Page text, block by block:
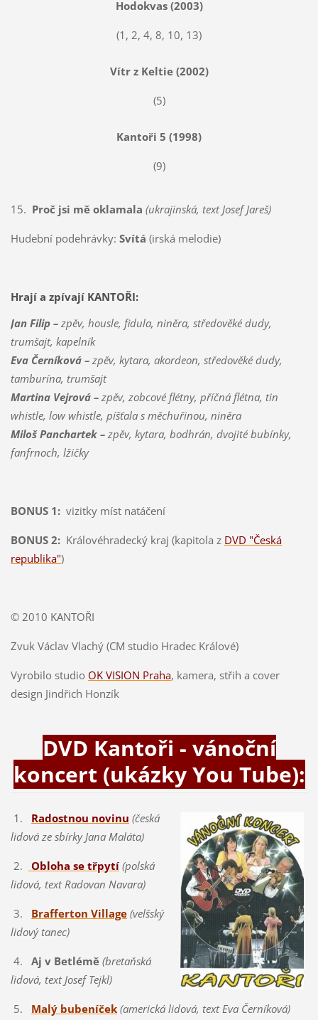
Hodokvas (2003)
(1, 2, 4, 8, 10, 13)
Vítr z Keltie (2002)
(5)
Kantoři 5 (1998)
(9)
15. Proč jsi mě oklamala (ukrajinská, text Josef Jareš)
Hudební podehrávky: Svítá (irská melodie)
Hrají a zpívají KANTOŘI:
Jan Filip – zpěv, housle, fidula, niněra, středověké dudy,
trumšajt, kapelník
Eva Černíková – zpěv, kytara, akordeon, středověké dudy,
tamburína, trumšajt
Martina Vejrová – zpěv, zobcové flétny, příčná flétna, tin
whistle, low whistle, píšťala s měchuřinou, niněra
Miloš Panchartek – zpěv, kytara, bodhrán, dvojité bubínky,
fanfrnoch, lžičky
BONUS 1: vizitky míst natáčení
BONUS 2:Královéhradecký kraj (kapitola z DVD "Česká
republika")
© 2010 KANTOŘI
Zvuk Václav Vlachý (CM studio Hradec Králové)
Vyrobilo studio OK VISION Praha, kamera, střih a cover
design Jindřich Honzík
DVD Kantoři - vánoční
koncert (ukázky You Tube):
1. Radostnou novinu (česká
lidová ze sbírky Jana Maláta)
2. Obloha se třpytí (polská
lidová, text Radovan Navara)
3. Brafferton Village (velšský
lidový tanec)
4. Aj v Betlémě (bretaňská
lidová, text Josef Tejkl)
5. Malý bubeníček (americká lidová, text Eva Černíková)